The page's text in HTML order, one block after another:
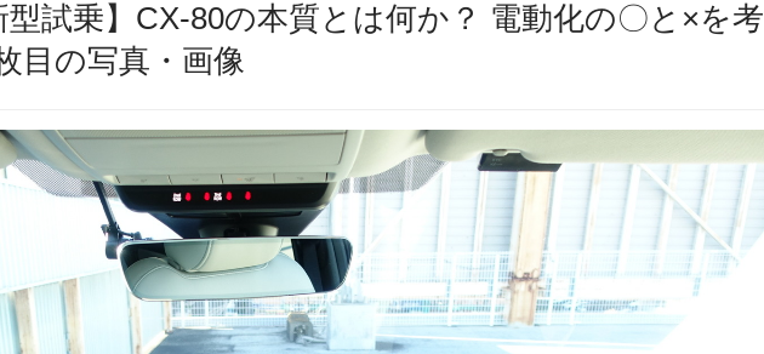
型試乗】CX-80の本質とは何か？ 電動化の〇と×を考
目の写真・画像